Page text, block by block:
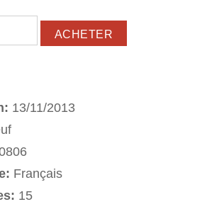
13/11/2013
Français
15